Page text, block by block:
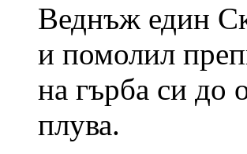
Веднъж един
и помолил
на гърба си до
плува.